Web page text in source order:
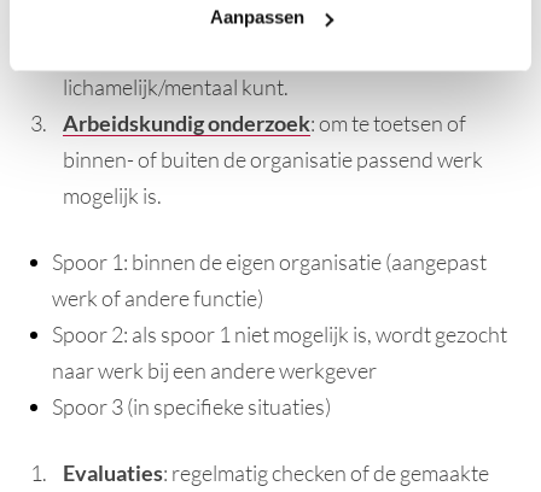
Aanpassen
Medisch onderzoek / Functionele
lichamelijk/mentaal kunt.
Arbeidskundig onderzoek: om te toetsen of
binnen- of buiten de organisatie passend werk
mogelijk is.
Spoor 1: binnen de eigen organisatie (aangepast
werk of andere functie)
Spoor 2: als spoor 1 niet mogelijk is, wordt gezocht
naar werk bij een andere werkgever
Spoor 3 (in specifieke situaties)
Evaluaties: regelmatig checken of de gemaakte